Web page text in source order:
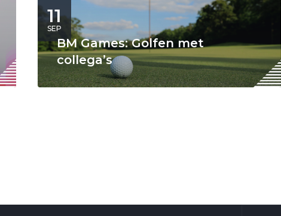
11
SEP
BM Games: Golfen met
collega’s